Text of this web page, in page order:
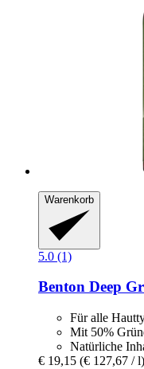
Warenkorb
5.0 (1)
Benton Deep
Für alle
Mit 50%
Natürliche
€ 19,15 (€ 127,67 / l)